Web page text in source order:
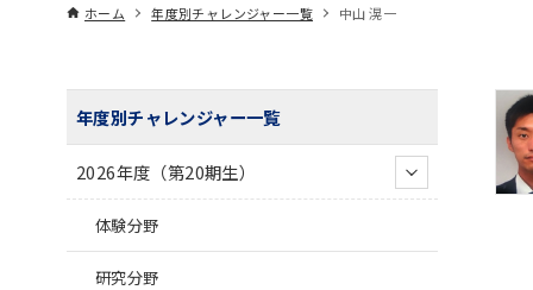
ホーム 年度別チャレンジャー一覧 中山 滉一
年度別チャレンジャー一覧
2026年度（第20期生）
体験分野
研究分野